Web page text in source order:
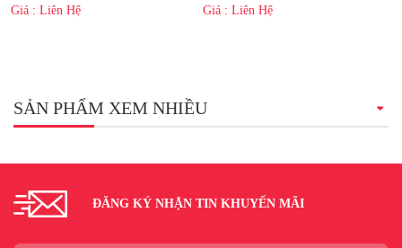
Giá : Liên Hệ Giá : Liên Hệ
SẢN PHẨM XEM NHIỀU
ĐĂNG KÝ NHẬN TIN KHUYẾN MÃI